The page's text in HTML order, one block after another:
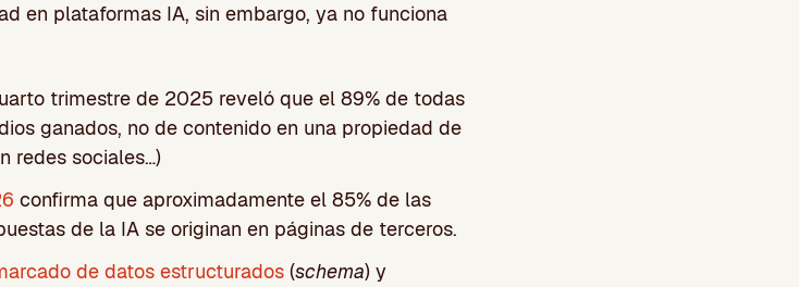
en plataformas IA, sin embargo, ya no funciona
trimestre de 2025 reveló que el 89% de todas
ganados, no de contenido en una propiedad de
redes sociales…)
confirma que aproximadamente el 85% de las
de la IA se originan en páginas de terceros.
de datos estructurados (schema) y